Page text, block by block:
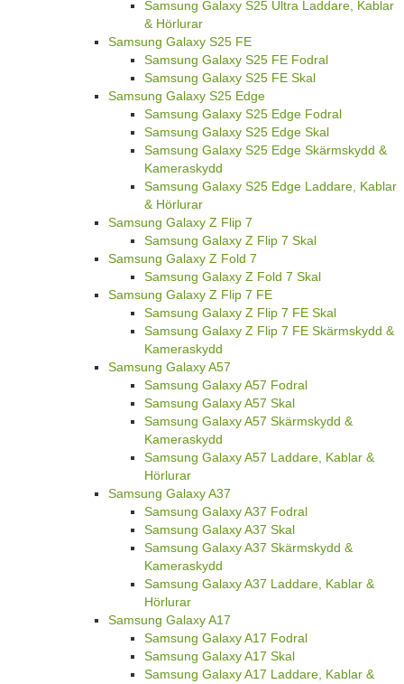
Samsung Galaxy S25 Ultra Laddare, Kablar
& Hörlurar
Samsung Galaxy S25 FE
Samsung Galaxy S25 FE Fodral
Samsung Galaxy S25 FE Skal
Samsung Galaxy S25 Edge
Samsung Galaxy S25 Edge Fodral
Samsung Galaxy S25 Edge Skal
Samsung Galaxy S25 Edge Skärmskydd &
Kameraskydd
Samsung Galaxy S25 Edge Laddare, Kablar
& Hörlurar
Samsung Galaxy Z Flip 7
Samsung Galaxy Z Flip 7 Skal
Samsung Galaxy Z Fold 7
Samsung Galaxy Z Fold 7 Skal
Samsung Galaxy Z Flip 7 FE
Samsung Galaxy Z Flip 7 FE Skal
Samsung Galaxy Z Flip 7 FE Skärmskydd &
Kameraskydd
Samsung Galaxy A57
Samsung Galaxy A57 Fodral
Samsung Galaxy A57 Skal
Samsung Galaxy A57 Skärmskydd &
Kameraskydd
Samsung Galaxy A57 Laddare, Kablar &
Hörlurar
Samsung Galaxy A37
Samsung Galaxy A37 Fodral
Samsung Galaxy A37 Skal
Samsung Galaxy A37 Skärmskydd &
Kameraskydd
Samsung Galaxy A37 Laddare, Kablar &
Hörlurar
Samsung Galaxy A17
Samsung Galaxy A17 Fodral
Samsung Galaxy A17 Skal
Samsung Galaxy A17 Laddare, Kablar &